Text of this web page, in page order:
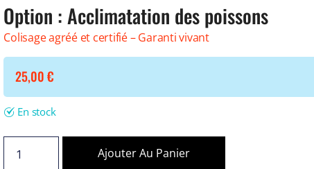
Option : Acclimatation des poissons
Colisage agréé et certifié – Garanti vivant
25,00€
En stock
Ajouter Au Panier